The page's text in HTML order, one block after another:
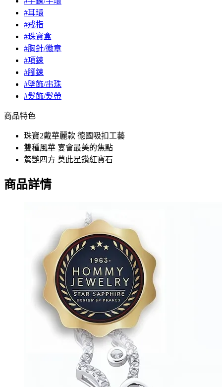
#耳環
#戒指
#珠寶盒
#胸針/徽章
#項鍊
#腳鍊
#墜飾/串珠
#髮飾/髮帶
商品特色
珠寶2戴華麗款 德國吸扣工藝
雙種風華 宴會最美的焦點
驚艷四方 莫此星鑽紅寶石
商品詳情